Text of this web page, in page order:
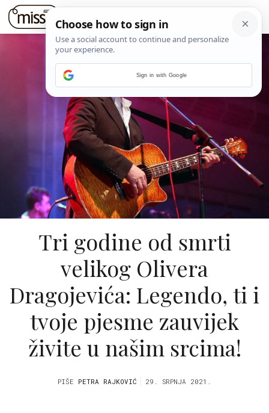
Tri godine od smrti
velikog Olivera
Dragojevića: Legendo, ti i
tvoje pjesme zauvijek
živite u našim srcima!
PIŠE PETRA RAJKOVIĆ 29. SRPNJA 2021.
Sign in with Google